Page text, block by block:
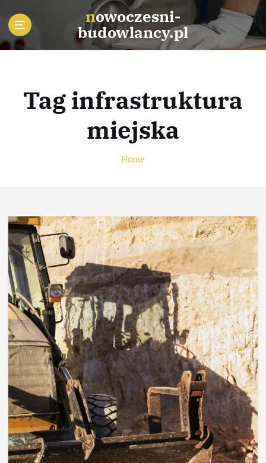
p
nowoczesni-
budowlancy.pl
Tag infrastruktura
miejska
Home